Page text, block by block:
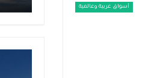
أسواق عربية وعالمية